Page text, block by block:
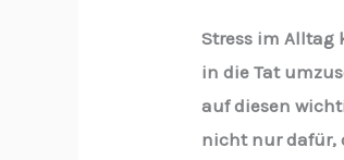
Stress im Alltag
in die Tat
auf diesen
nicht nur dafür,